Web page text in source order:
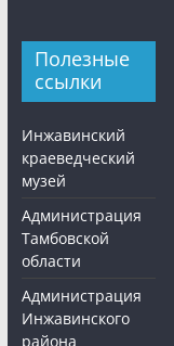
Полезные
ссылки
Инжавинский
краеведческий
музей
Администрация
Тамбовской
области
Администрация
Инжавинского
района